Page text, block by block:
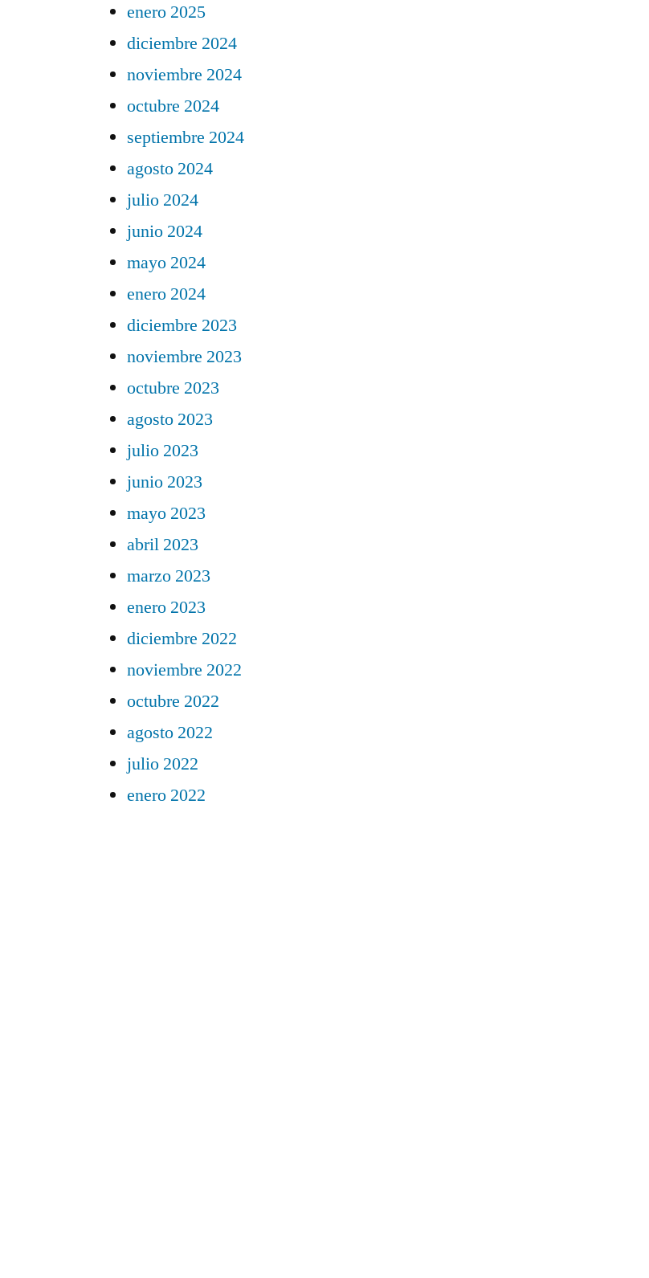
enero 2025
diciembre 2024
noviembre 2024
octubre 2024
septiembre 2024
agosto 2024
julio 2024
junio 2024
mayo 2024
enero 2024
diciembre 2023
noviembre 2023
octubre 2023
agosto 2023
julio 2023
junio 2023
mayo 2023
abril 2023
marzo 2023
enero 2023
diciembre 2022
noviembre 2022
octubre 2022
agosto 2022
julio 2022
enero 2022